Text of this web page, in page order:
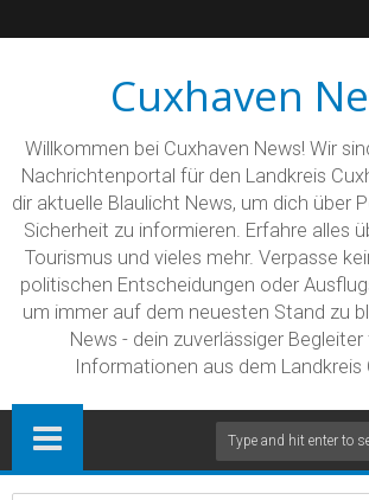
Cuxhaven
Willkommen bei Cuxhaven News! Wir
Nachrichtenportal für den Landkreis
dir aktuelle Blaulicht News, um dich über
Sicherheit zu informieren. Erfahre alles
Tourismus und vieles mehr. Verpasse
politischen Entscheidungen oder
um immer auf dem neuesten Stand zu
News - dein zuverlässiger
Informationen aus dem Landkreis